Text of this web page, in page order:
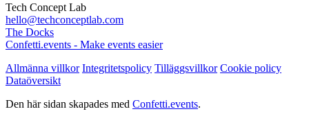
Tech Concept Lab
hello@techconceptlab.com
The Docks
Confetti.events - Make events easier
Allmänna villkor Integritetspolicy Tilläggsvillkor Cookie policy
Dataöversikt
Den här sidan skapades med Confetti.events.